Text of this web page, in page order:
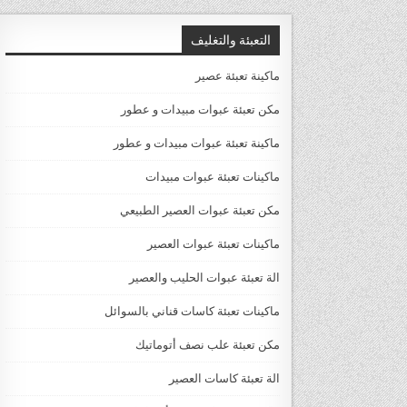
التعبئة والتغليف
ماكينة تعبئة عصير
مكن تعبئة عبوات مبيدات و عطور
ماكينة تعبئة عبوات مبيدات و عطور
ماكينات تعبئة عبوات مبيدات
مكن تعبئة عبوات العصير الطبيعي
ماكينات تعبئة عبوات العصير
الة تعبئة عبوات الحليب والعصير
ماكينات تعبئة كاسات قناني بالسوائل
مكن تعبئة علب نصف أتوماتيك
الة تعبئة كاسات العصير